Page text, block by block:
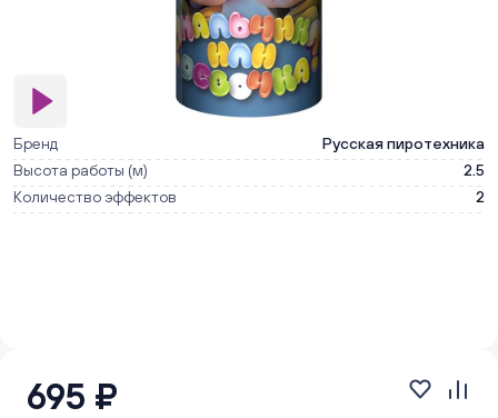
Бренд
Русская пиротехника
Высота работы (м)
2.5
Количество эффектов
2
695 ₽